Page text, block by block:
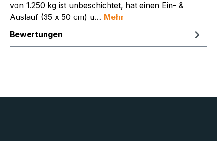
von 1.250 kg ist unbeschichtet, hat einen Ein- &
Auslauf (35 x 50 cm) u… Mehr
Bewertungen